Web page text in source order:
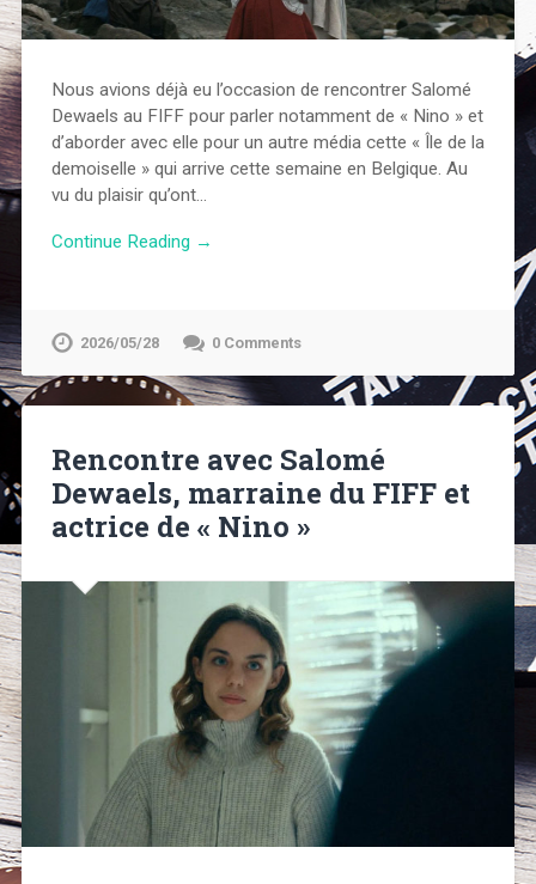
Nous avions déjà eu l’occasion de rencontrer Salomé
Dewaels au FIFF pour parler notamment de « Nino » et
d’aborder avec elle pour un autre média cette « Île de la
demoiselle » qui arrive cette semaine en Belgique. Au
vu du plaisir qu’ont…
Continue Reading →
2026/05/28 0 Comments
Rencontre avec Salomé
Dewaels, marraine du FIFF et
actrice de « Nino »